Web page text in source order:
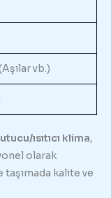
vb.)
ısıtıcı klima,
olarak
taşımada kalite ve